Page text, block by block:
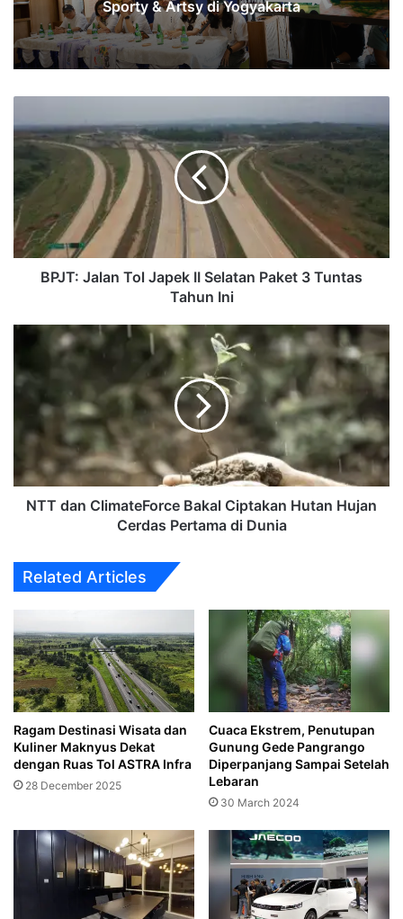
Sporty & Artsy di Yogyakarta
Jalan
Tol
Japek
Selatan
Paket
3
Tuntas
TahunBPJT: Jalan Tol Japek II Selatan Paket 3 Tuntas
Tahun Ini
NTT
ClimateForce
Bakal
Ciptakan
Hujan
Cerdas
Pertama
NTT dan ClimateForce Bakal Ciptakan Hutan Hujan
Cerdas Pertama di Dunia
Related Articles
Ragam Destinasi Wisata dan
Kuliner Maknyus Dekat
dengan Ruas Tol ASTRA Infra
28 December 2025
Cuaca Ekstrem, Penutupan
Gunung Gede Pangrango
Diperpanjang Sampai Setelah
Lebaran
30 March 2024